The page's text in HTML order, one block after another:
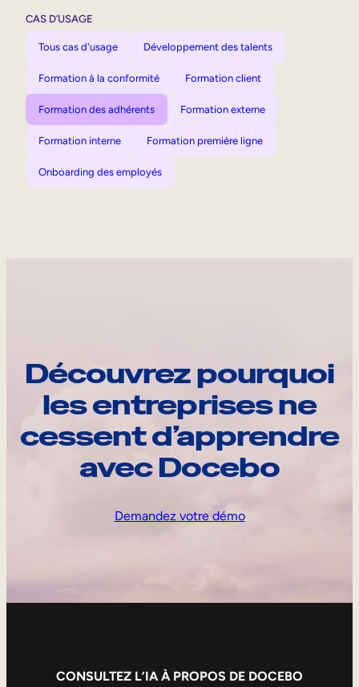
CAS D’USAGE
Tous cas d'usage Développement des talents
Formation à la conformité Formation client
Formation des adhérents Formation externe
Formation interne Formation première ligne
Onboarding des employés
Découvrez pourquoi
les entreprises ne
cessent d’apprendre
avec Docebo
Demandez votre démo
CONSULTEZ L’IA À PROPOS DE DOCEBO